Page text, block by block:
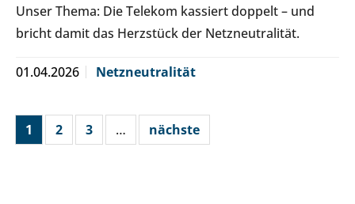
Unser Thema: Die Telekom kassiert doppelt – und
bricht damit das Herzstück der Netzneutralität.
01.04.2026 Netzneutralität
1 2 3 … nächste